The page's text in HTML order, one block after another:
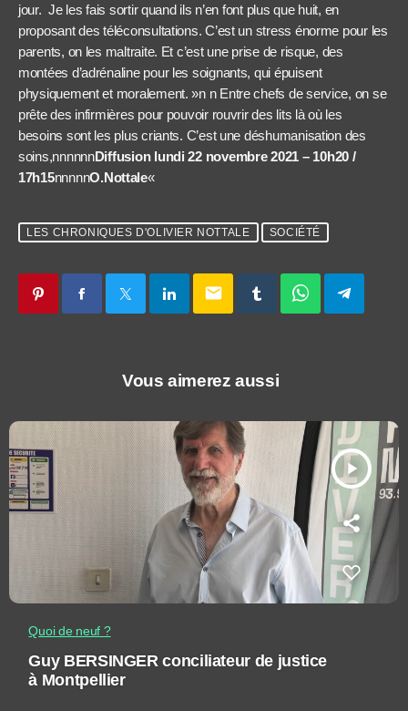
jour. Je les fais sortir quand ils n’en font plus que huit, en
proposant des téléconsultations. C’est un stress énorme pour les
parents, on les maltraite. Et c’est une prise de risque, des
montées d’adrénaline pour les soignants, qui épuisent
physiquement et moralement. »n n Entre chefs de service, on se
prête des infirmières pour pouvoir rouvrir des lits là où les
besoins sont les plus criants. C’est une déshumanisation des
soins,nnnnnnDiffusion lundi 22 novembre 2021 – 10h20 /
17h15nnnnnO.Nottale«
LES CHRONIQUES D'OLIVIER NOTTALE SOCIÉTÉ
email
Vous aimerez aussi
play_arrow
Quoi de neuf ?
Guy BERSINGER conciliateur de justice
à Montpellier